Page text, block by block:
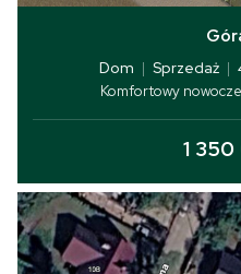
Dom | Sprzedaż |
Komfortowy
1